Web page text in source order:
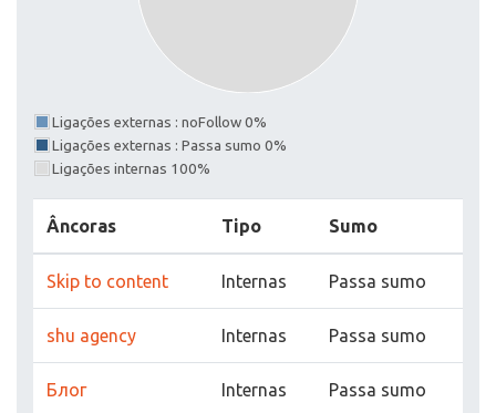
Ligações externas : noFollow 0%
Ligações externas : Passa sumo 0%
Ligações internas 100%
Âncoras Tipo Sumo
Skip to content Internas Passa sumo
shu agency Internas Passa sumo
Блог Internas Passa sumo